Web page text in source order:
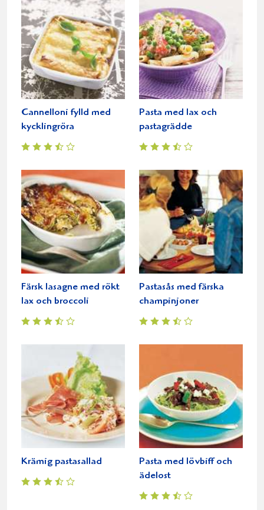
Cannelloni fylld med
kycklingröra
Pasta med lax och
pastagrädde
Färsk lasagne med rökt
lax och broccoli
Pastasås med färska
champinjoner
Krämig pastasallad
Pasta med lövbiff och
ädelost